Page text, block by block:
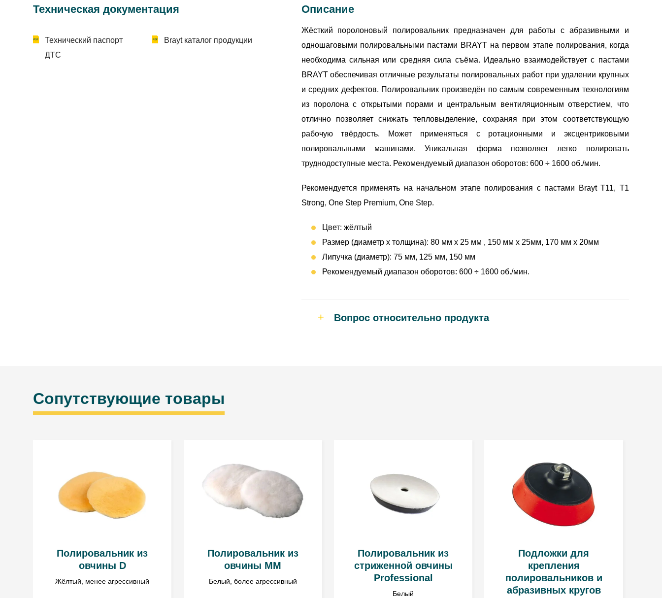
Техническая документация
Технический паспорт
ДТС
Brayt каталог продукции
Описание
Жёсткий поролоновый полировальник предназначен для работы с абразивными и
одношаговыми полировальными пастами BRAYT на первом этапе полирования, когда
необходима сильная или средняя сила съёма. Идеально взаимодействует с пастами
BRAYT обеспечивая отличные результаты полировальных работ при удалении крупных
и средних дефектов. Полировальник произведён по самым современным технологиям
из поролона с открытыми порами и центральным вентиляционным отверстием, что
отлично позволяет снижать тепловыделение, сохраняя при этом соответствующую
рабочую твёрдость. Может применяться с ротационными и эксцентриковыми
полировальными машинами. Уникальная форма позволяет легко полировать
труднодоступные места. Рекомендуемый диапазон оборотов: 600 ÷ 1600 об./мин.
Рекомендуется применять на начальном этапе полирования с пастами Brayt T11, T1
Strong, One Step Premium, One Step.
Цвет: жёлтый
Размер (диаметр x толщина): 80 мм x 25 мм , 150 мм x 25мм, 170 мм x 20мм
Липучка (диаметр): 75 мм, 125 мм, 150 мм
Рекомендуемый диапазон оборотов: 600 ÷ 1600 об./мин.
Вопрос относительно продукта
Данные собираются с целью предоставления услуг. Каждый имеет право на доступ к
своим данным и их исправление. Администратором персональных данных, собираемых и
обрабатываемых через www.troton.pl, является Troton sp. z o.o. со штаб-квартирой в
Зомброво 14А, Гостино, 78-120, Польша. Предоставление данных является
добровольным, но необходимым для достижения указанной цели.
Сопутствующие товары
Полировальник из
овчины D
Жёлтый, менее агрессивный
Полировальник из
овчины MM
Белый, более агрессивный
Полировальник из
стриженной овчины
Professional
Белый
Подложки для
крепления
полировальников и
абразивных кругов